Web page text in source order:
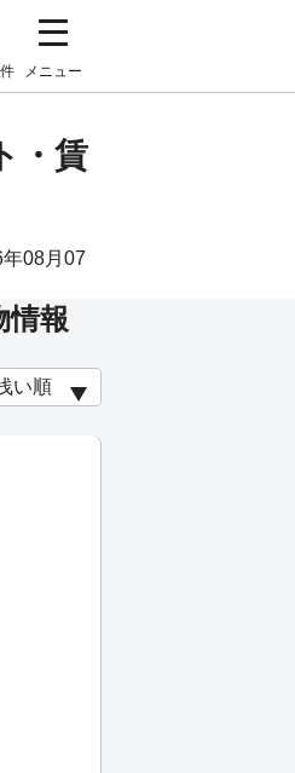
メニュー
・賃
08月07
情報